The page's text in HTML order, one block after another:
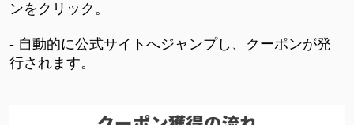
ンをクリック。
- 自動的に公式サイトへジャンプし、クーポンが発
行されます。